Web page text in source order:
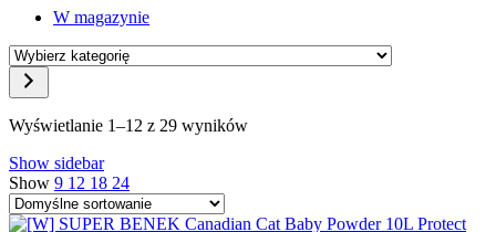
W magazynie
Wybierz
kategorię
Wyświetlanie 1–12 z 29 wyników
Show sidebar
Show 9 12 18 24